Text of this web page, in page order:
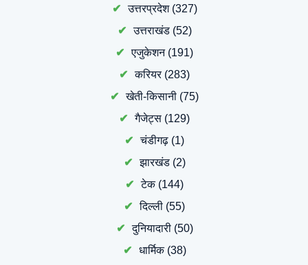
उत्तरप्रदेश(327)
उत्तराखंड(52)
एजुकेशन(191)
करियर(283)
खेती-किसानी (75)
गैजेट्स (129)
चंडीगढ़ (1)
झारखंड(2)
टेक(144)
दिल्ली (55)
दुनियादारी(50)
धार्मिक(38)